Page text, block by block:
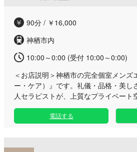
90分 / ￥16,000
神栖市内
10:00～0:00 (受付 10:00～0:00)
＜お店説明＞神栖市の完全個室メンズ
ー・ケア）』です。礼儀・品格・美し
人セラピストが、上質なプライベート
トレスを心身共に深く解きほぐしま
である「ラグジュアリーコース」では
ィープリンパを融合させ、深いリラッ
電話する